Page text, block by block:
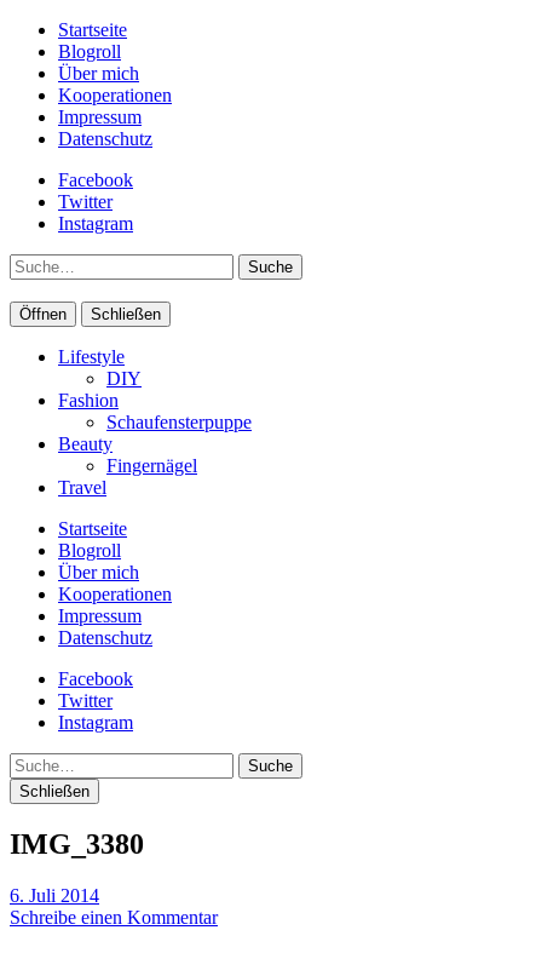
Startseite
Blogroll
Über mich
Kooperationen
Impressum
Datenschutz
Facebook
Twitter
Instagram
Suche
Öffnen Schließen
Lifestyle
DIY
Fashion
Schaufensterpuppe
Beauty
Fingernägel
Travel
Startseite
Blogroll
Über mich
Kooperationen
Impressum
Datenschutz
Facebook
Twitter
Instagram
Suche
Schließen
IMG_3380
6. Juli 2014
Schreibe einen Kommentar